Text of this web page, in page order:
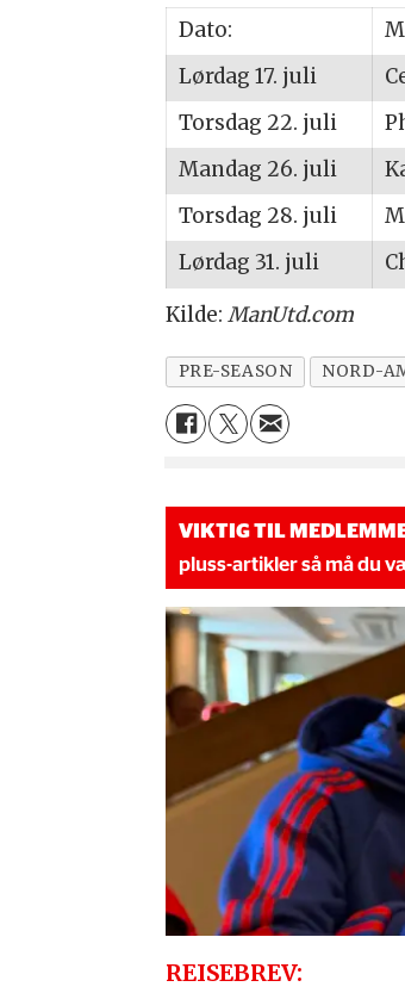
Dato:
Lørdag 17. juli
Torsdag 22. juli
Mandag 26. juli
Torsdag 28. juli
Lørdag 31. juli
Kilde:ManUtd.com
PRE-SEASON NORD-
VIKTIG TIL
pluss-artikler så må du
REISEBREV: